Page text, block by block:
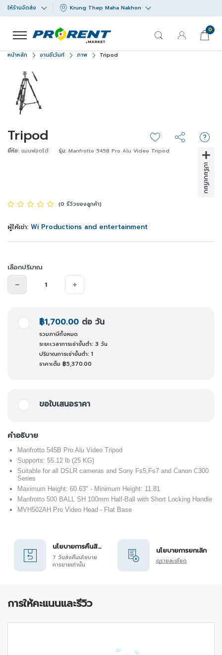
ให้ร้านจัดส่ง Krung Thep Maha Nakhon
0
หน้าหลัก งานอีเว้นท์ ภาพ Tripod
Tripod
ยี่ห้อ: แมนฟอตโต้ รุ่น: Manfrotto 545B Pro Alu Video Tripod
เปรียบเทียบ
(0 รีวิวของลูกค้า)
ผู้ให้เช่า: Wi Productions and entertainment
เลือกปริมาณ
฿1,700.00 ต่อ วัน
รวมภาษีทั้งหมด
ระยะเวลาการเช่าขั้นต่ำ: 3 วัน
ปริมาณการเช่าขั้นต่ำ: 1
ราคาเต็ม ฿5,370.00
ขอใบเสนอราคา
คำอธิบาย
Manfrotto 545B Pro Alu Video Tripod
Supports: 55.12 lb (25 KG)
Suitable for all DSLR cameras and Sony Fs5,Fs7 and Canon C300
Series
Maximum Height: 60.63" - Minimum Height: 11.81
Manfrotto 500 BALL SH 100mm Half-Ball with Short Locking Handle
MVH502AH Pro Video Head - Flat Base
นโยบายการคืนสินค้า
7 วันส่งคืนนโยบาย
การขายเท่านั้น
นโยบายการยกเลิก
ดูรายละเอียด
การให้คะแนนและรีวิว